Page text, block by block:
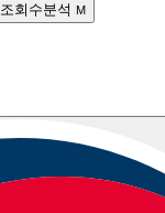
조회수분석 M